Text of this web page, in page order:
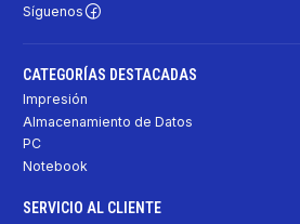
Síguenos
CATEGORÍAS DESTACADAS
Impresión
Almacenamiento de Datos
PC
Notebook
SERVICIO AL CLIENTE